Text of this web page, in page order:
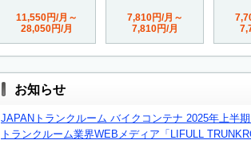
11,550円/月～
28,050円/月
7,810円/月～
7,810円/月
お知らせ
JAPANトランクルーム バイクコンテナ 2025年上半
トランクルーム業界WEBメディア「LIFULL